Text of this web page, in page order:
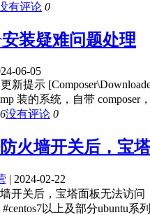
有评论 0
装疑难问题处理
06-05
更新提示
装的系统，自带 composer
6没有评论 0
火墙开关后，宝
| 2024-02-22
开关后，宝塔面板无法访
以上及部分ubuntu系